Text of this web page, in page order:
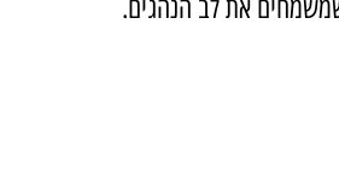
את לב הנהגים.